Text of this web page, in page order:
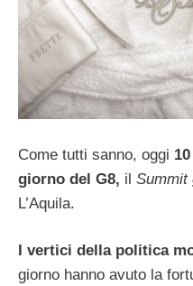
Come tutti sanno, oggi
giorno del G8, il Summit
L’Aquila.
I vertici della politica
giorno hanno avuto la